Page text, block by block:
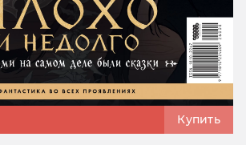
Купить